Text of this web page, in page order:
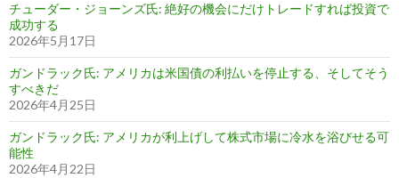
チューダー・ジョーンズ氏: 絶好の機会にだけトレードすれば投資で
成功する
2026年5月17日
ガンドラック氏: アメリカは米国債の利払いを停止する、そしてそう
すべきだ
2026年4月25日
ガンドラック氏: アメリカが利上げして株式市場に冷水を浴びせる可
能性
2026年4月22日